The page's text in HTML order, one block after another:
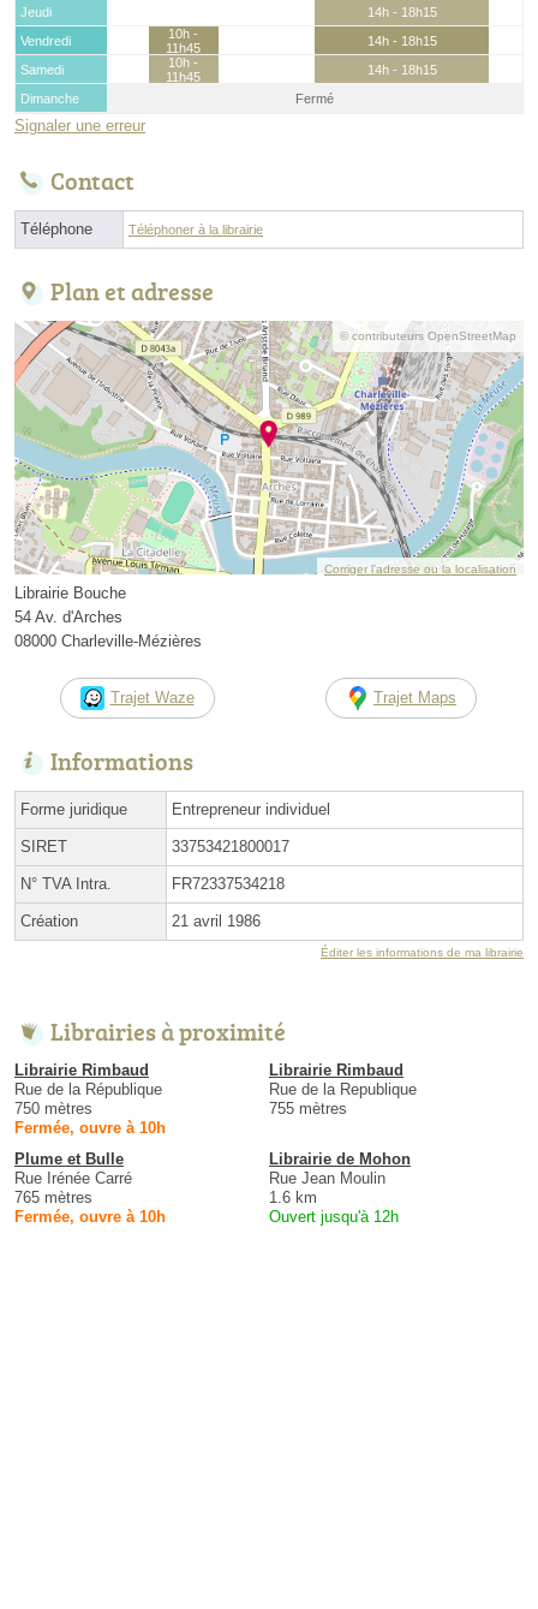
Jeudi
14h - 18h15
Vendredi
10h -
11h45
14h - 18h15
Samedi
10h -
11h45
14h - 18h15
Dimanche
Fermé
Signaler une erreur
Contact
Téléphone Téléphoner à la librairie
Plan et adresse
© contributeurs OpenStreetMap
Corriger l’adresse ou la localisation
Librairie Bouche
54 Av. d'Arches
08000 Charleville-Mézières
Trajet Waze Trajet Maps
Informations
Forme juridique Entrepreneur individuel
SIRET 33753421800017
N° TVA Intra. FR72337534218
Création 21 avril 1986
Éditer les informations de ma librairie
Librairies à proximité
Librairie Rimbaud
Rue de la République
750 mètres
Fermée, ouvre à 10h
Librairie Rimbaud
Rue de la Republique
755 mètres
Plume et Bulle
Rue Irénée Carré
765 mètres
Fermée, ouvre à 10h
Librairie de Mohon
Rue Jean Moulin
1.6 km
Ouvert jusqu'à 12h